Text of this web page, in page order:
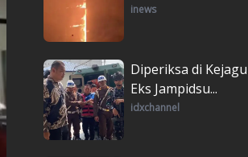
inews
Diperiksa di
Eks Jampidsu...
idxchannel